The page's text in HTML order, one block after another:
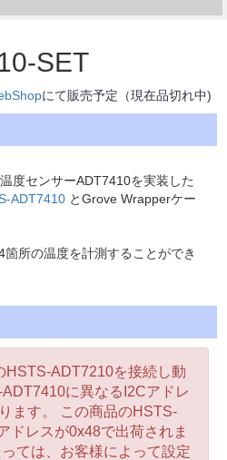
SET
にて販売予定（現在品切れ中)
度センサーADT7410を実装した
ADT7410 とGrove Wrapperケー
箇所の温度を計測することができ
HSTS-ADT7210を接続し動
に異なるI2Cアドレ
ます。 この商品のHSTS-
ドレスが0x48で出荷されま
ては、お客様によって設定